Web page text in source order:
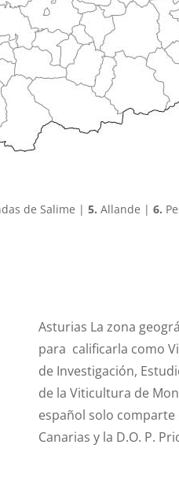
de Salime | 5. Allande | 6.
Asturias La zona
para calificarla como
de Investigación,
de la Viticultura de
español solo comparte
Canarias y la D.O. P.